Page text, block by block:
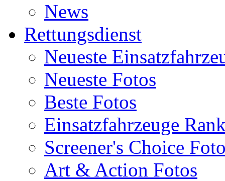
News
Rettungsdienst
Neueste
Neueste Fotos
Beste Fotos
Einsatzfahrzeuge
Screener's Choice
Art & Action Fotos